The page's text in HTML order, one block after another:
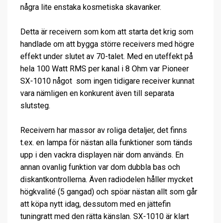
några lite enstaka kosmetiska skavanker.
Detta är receivern som kom att starta det krig som
handlade om att bygga större receivers med högre
effekt under slutet av 70-talet. Med en uteffekt på
hela 100 Watt RMS per kanal i 8 Ohm var Pioneer
SX-1010 något som ingen tidigare receiver kunnat
vara nämligen en konkurent även till separata
slutsteg.
Receivern har massor av roliga detaljer, det finns
t.ex. en lampa för nästan alla funktioner som tänds
upp i den vackra displayen när dom används. En
annan ovanlig funktion var dom dubbla bas och
diskantkontrollerna. Även radiodelen håller mycket
högkvalité (5 gangad) och spöar nästan allt som går
att köpa nytt idag, dessutom med en jättefin
tuningratt med den rätta känslan. SX-1010 är klart